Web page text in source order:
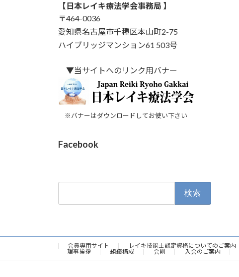
【日本レイキ療法学会事務局 】
〒464-0036
愛知県名古屋市千種区本山町2-75
ハイブリッジマンション61 503号
▼当サイトへのリンク用バナー
※バナーはダウンロードしてお使い下さい
Facebook
会員専用サイト レイキ技能士認定資格についてのご案内
理事挨拶
組織構成 会則 入会のご案内